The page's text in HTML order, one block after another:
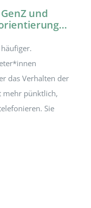
und
das Verhalten der
mehr pünktlich,
Sie